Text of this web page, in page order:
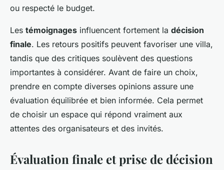
ou respecté le budget.
Les témoignages influencent fortement la décision
finale. Les retours positifs peuvent favoriser une villa,
tandis que des critiques soulèvent des questions
importantes à considérer. Avant de faire un choix,
prendre en compte diverses opinions assure une
évaluation équilibrée et bien informée. Cela permet
de choisir un espace qui répond vraiment aux
attentes des organisateurs et des invités.
Évaluation finale et prise de décision